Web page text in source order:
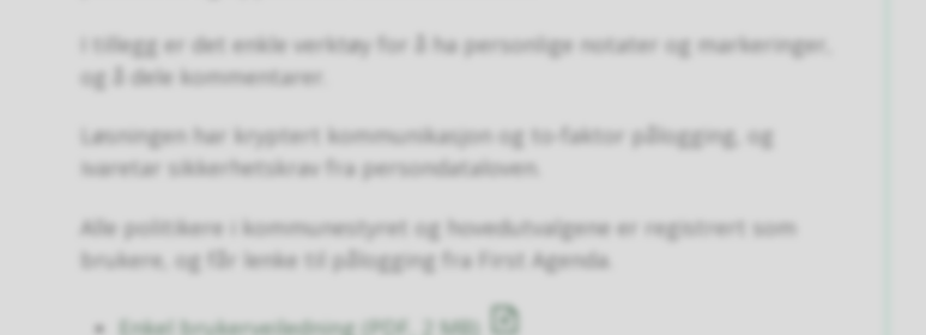
I tillegg er det enkle verktøy for å ha personlige notater og markeringer,
og å dele kommentarer.
Løsningen har kryptert kommunikasjon og to-faktor pålogging, og
ivaretar sikkerhetskrav fra persondataloven.
Alle politikere i kommunestyret og hovedutvalgene er registrert som
brukere, og får lenke til pålogging fra First Agenda.
Enkel brukerveiledning (PDF, 2 MB)